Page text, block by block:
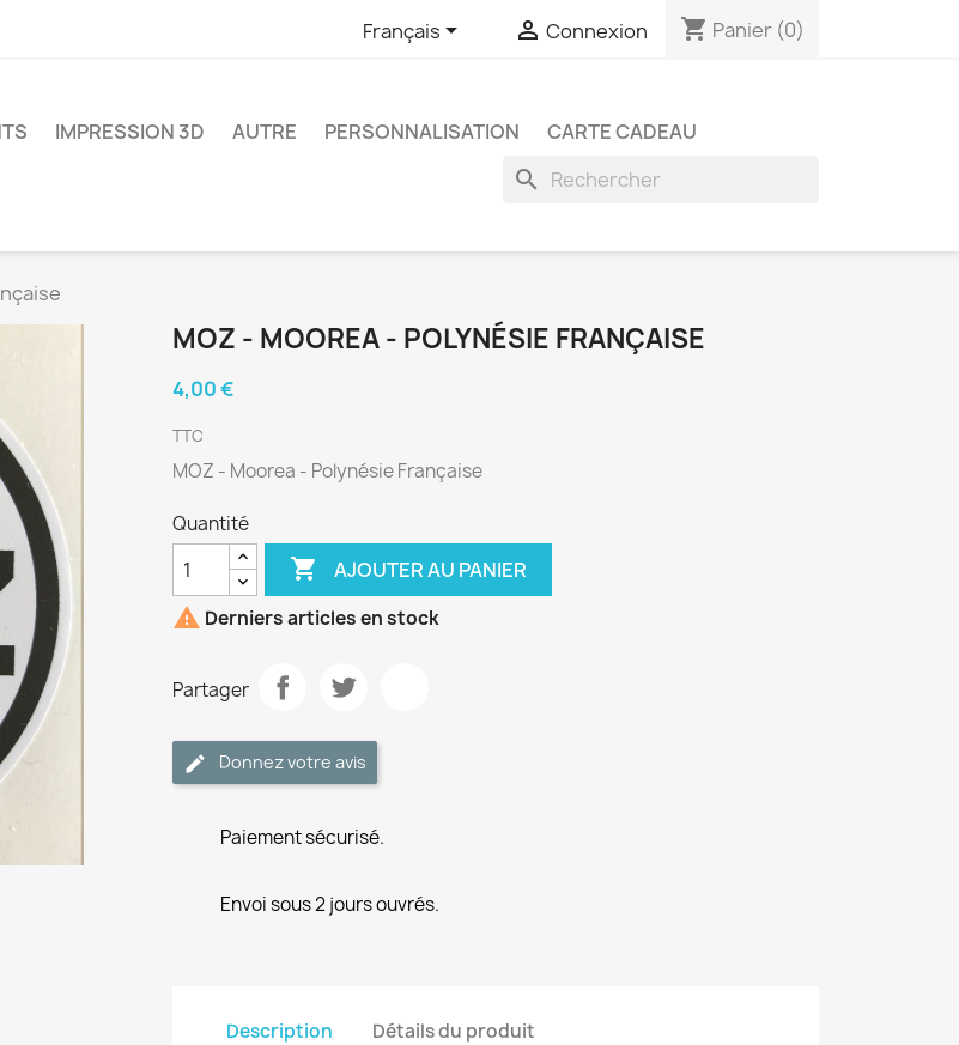
Français  Connexion shopping_cart Panier (0)
IMPRESSION 3D AUTRE PERSONNALISATION CARTE CADEAU
search
MOZ - MOOREA - POLYNÉSIE FRANÇAISE
4,00 €
TTC
MOZ - Moorea - Polynésie Française
Quantité
 AJOUTER AU PANIER
 Derniers articles en stock
Partager
Donnez votre avis
Paiement sécurisé.
Envoi sous 2 jours ouvrés.
Description Détails du produit